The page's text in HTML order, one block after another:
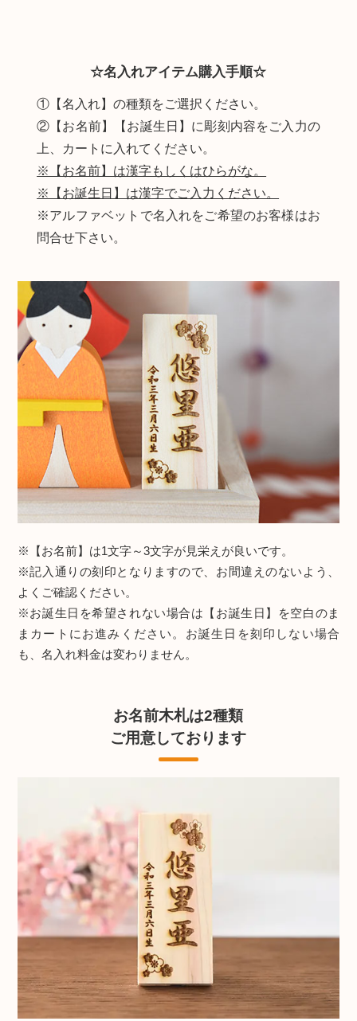
☆名入れアイテム購入手順☆
①【名入れ】の種類をご選択ください。
②【お名前】【お誕生日】に彫刻内容をご入力の
上、カートに入れてください。
※【お名前】は漢字もしくはひらがな。
※【お誕生日】は漢字でご入力ください。
※アルファベットで名入れをご希望のお客様はお
問合せ下さい。
※
【お名前】は1文字～3文字が見栄えが良いです。
※記入通りの刻印となりますので、お間違えのないよう、
よくご確認ください。
※お誕生日を希望されない場合は【お誕生日】を空白のま
まカートにお進みください。お誕生日を刻印しない場合
も、名入れ料金は変わりません。
お名前木札は2種類
ご用意しております